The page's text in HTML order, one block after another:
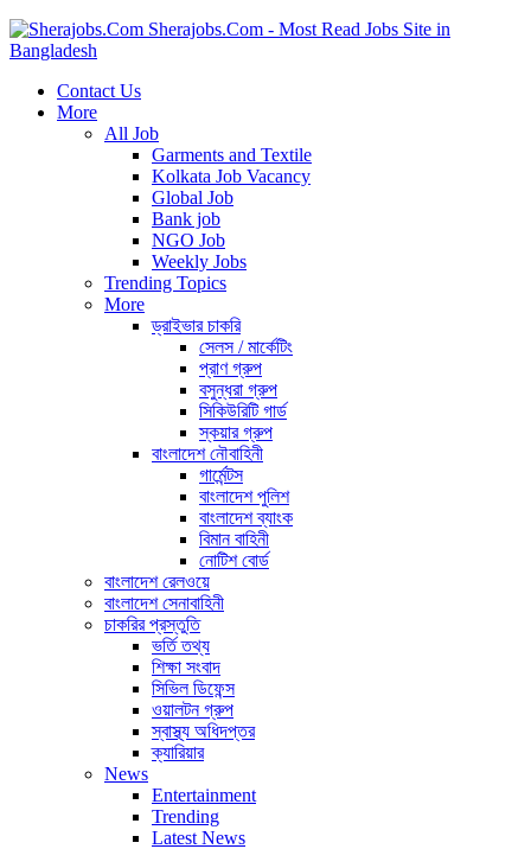
Sherajobs.Com - Most Read Jobs Site in
Bangladesh
Contact Us
More
All Job
Garments and Textile
Kolkata Job Vacancy
Global Job
Bank job
NGO Job
Weekly Jobs
Trending Topics
More
ড্রাইভার চাকরি
সেলস / মার্কেটিং
প্রাণ গ্রুপ
বসুন্ধরা গ্রুপ
সিকিউরিটি গার্ড
স্কয়ার গ্রুপ
বাংলাদেশ নৌবাহিনী
গার্মেন্টস
বাংলাদেশ পুলিশ
বাংলাদেশ ব্যাংক
বিমান বাহিনী
নোটিশ বোর্ড
বাংলাদেশ রেলওয়ে
বাংলাদেশ সেনাবাহিনী
চাকরির প্রস্তুতি
ভর্তি তথ্য
শিক্ষা সংবাদ
সিভিল ডিফেন্স
ওয়ালটন গ্রুপ
স্বাস্থ্য অধিদপ্তর
ক্যারিয়ার
News
Entertainment
Trending
Latest News